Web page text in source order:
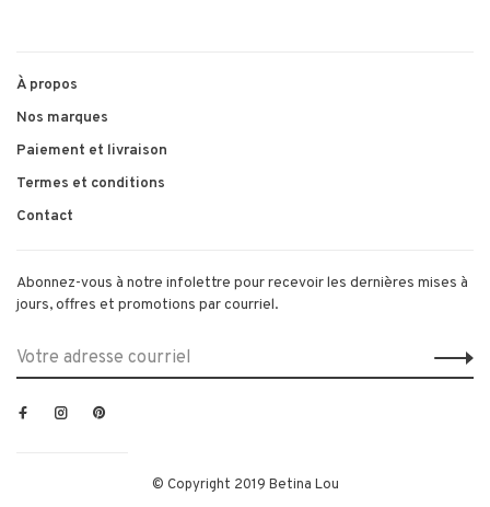
À propos
Nos marques
Paiement et livraison
Termes et conditions
Contact
Abonnez-vous à notre infolettre pour recevoir les dernières mises à
jours, offres et promotions par courriel.